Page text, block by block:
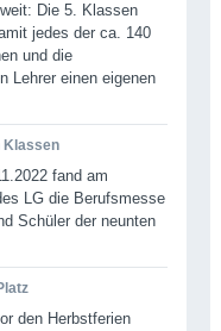
Die 5. Klassen
jedes der ca. 140
und die
Lehrer einen eigenen
Klassen
fand am
LG die Berufsmesse
Schüler der neunten
den Herbstferien